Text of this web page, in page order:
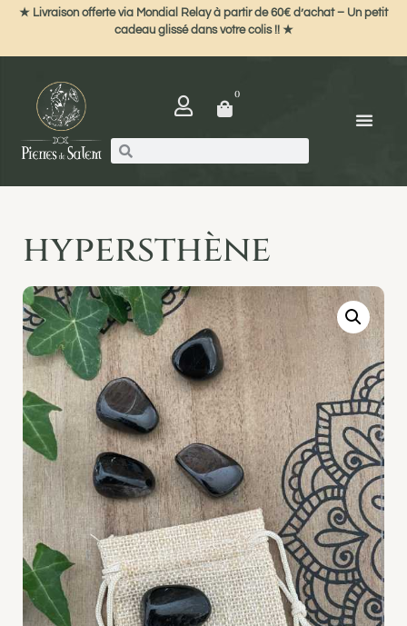
★ Livraison offerte via Mondial Relay à partir de 60€ d’achat – Un petit
cadeau glissé dans votre colis !! ★
0
hypersthène